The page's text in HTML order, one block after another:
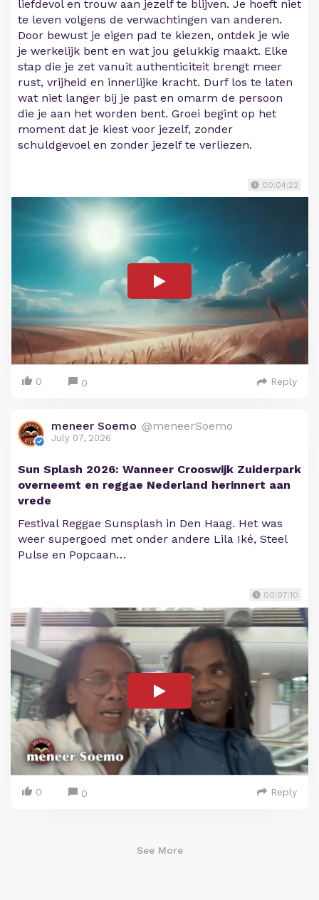
liefdevol en trouw aan jezelf te blijven. Je hoeft niet
te leven volgens de verwachtingen van anderen.
Door bewust je eigen pad te kiezen, ontdek je wie
je werkelijk bent en wat jou gelukkig maakt. Elke
stap die je zet vanuit authenticiteit brengt meer
rust, vrijheid en innerlijke kracht. Durf los te laten
wat niet langer bij je past en omarm de persoon
die je aan het worden bent. Groei begint op het
moment dat je kiest voor jezelf, zonder
schuldgevoel en zonder jezelf te verliezen.
00:04:22
0 0 Reply
meneer Soemo @meneerSoemo
July 07, 2026
Sun Splash 2026: Wanneer Crooswijk Zuiderpark
overneemt en reggae Nederland herinnert aan
vrede
Festival Reggae Sunsplash in Den Haag. Het was
weer supergoed met onder andere Lila Iké, Steel
Pulse en Popcaan…
00:07:10
0 0 Reply
See More